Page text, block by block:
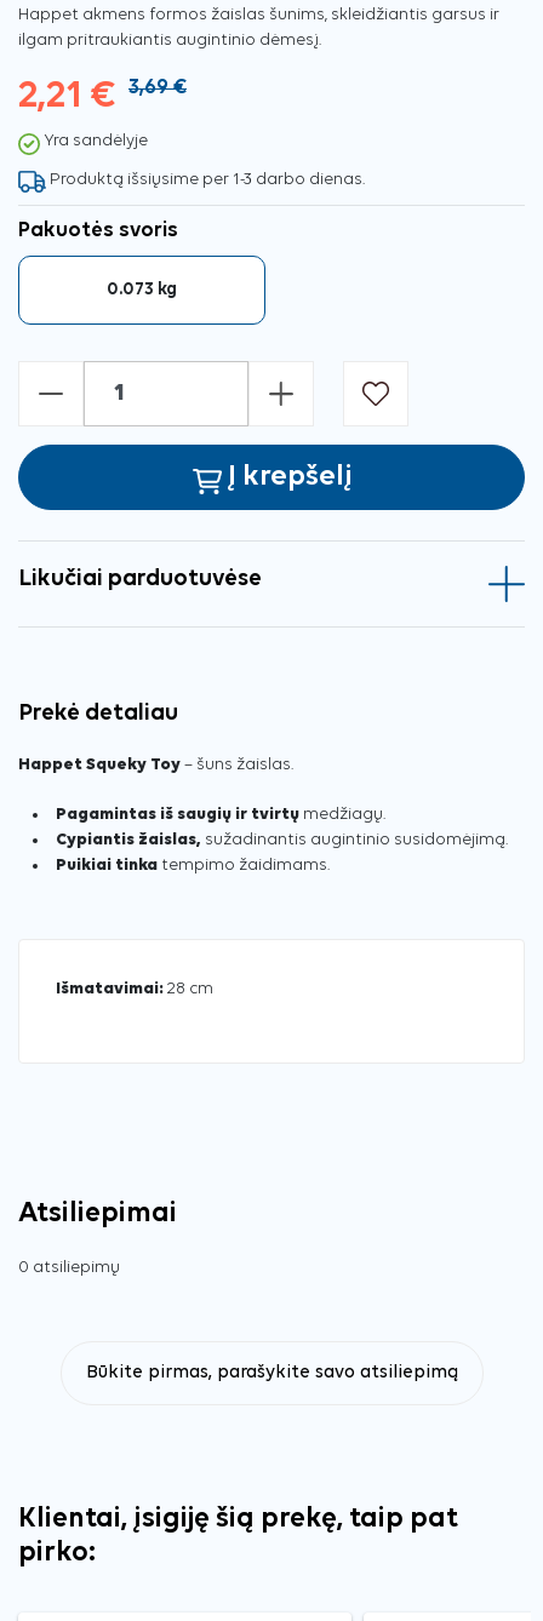
Happet akmens formos žaislas šunims, skleidžiantis garsus ir
ilgam pritraukiantis augintinio dėmesį.
2,21 € 3,69 €
Yra sandėlyje
Produktą išsiųsime per 1-3 darbo dienas.
Pakuotės svoris
0.073 kg
- +
Į krepšelį
Likučiai parduotuvėse
Prekė detaliau
Happet Squeky Toy – šuns žaislas.
Pagamintas iš saugių ir tvirtų medžiagų.
Cypiantis žaislas, sužadinantis augintinio susidomėjimą.
Puikiai tinka tempimo žaidimams.
Išmatavimai: 28 cm
Atsiliepimai
0 atsiliepimų
Būkite pirmas, parašykite savo atsiliepimą
Klientai, įsigiję šią prekę, taip pat
pirko: